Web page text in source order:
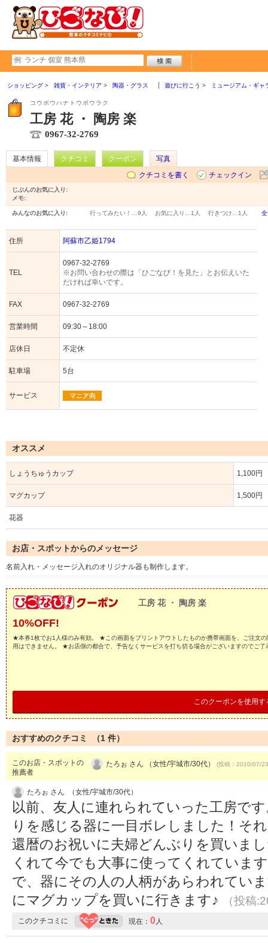
ショッピング 雑貨・インテリア 陶器・グラス 遊びに行こう ミュージアム・ギャ
コウボウハナトウボウラク
工房 花 ・ 陶房 楽
0967-32-2769
基本情報 クチコミ クーポン
写真
クチコミを書く
チェックイン
じぶんのお気に入り:
メモ:
みんなのお気に入り: 行ってみたい！… 9人 お気に入り… 1人 行きつけ… 1人
住所 阿蘇市乙姫1794
TEL
0967-32-2769
※お問い合わせの際は「ひごなび！を見た」とお伝えいた
だければ幸いです。
FAX 0967-32-2769
営業時間 09:30～18:00
店休日 不定休
駐車場 5台
サービス
オススメ
しょうちゅうカップ 1,100円
マグカップ 1,500円
花器
お店・スポットからのメッセージ
名前入れ・メッセージ入れのオリジナル器も制作します。
工房 花 ・ 陶房 楽
10%OFF!
★本券1枚でお1人様のみ有効。 ★この画面をプリントアウトしたものか携帯画面を、ご注文
用はできません。 ★お店側の都合で、予告なくサービスを打ち切る場合がございますのでご了
このクーポンを使用す
おすすめのクチコミ （1 件）
このお店・スポットの
推薦者
たろぉ さん （女性/宇城市/30代） (投稿：2010/07/
たろぉ さん （女性/宇城市/30代）
以前、友人に連れられていった工房で
りを感じる器に一目ボレしました！そ
還暦のお祝いに夫婦どんぶりを買いま
くれて今でも大事に使ってくれていま
で、器にその人の人柄があらわれてい
にマグカップを買いに行きます♪
（投稿
このクチコミに 現在： 0人